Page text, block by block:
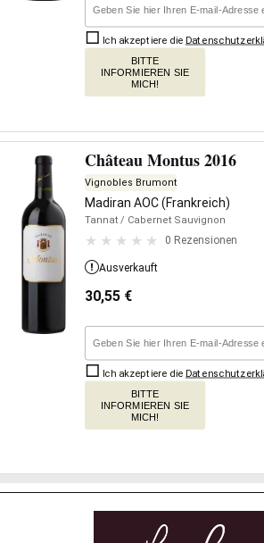
Ich akzeptiere die
BITTE
INFORMIEREN SIE
MICH!
Château Montus 2016
Vignobles Brumont
Madiran AOC (Frankreich)
Tannat / Cabernet Sauvignon
0 Rezensionen
Ausverkauft
30,55 €
Ich akzeptiere die
BITTE
INFORMIEREN SIE
MICH!